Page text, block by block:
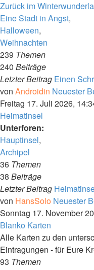
Zurück im
Eine Stadt in Angst,
Halloween,
Weihnachten
239 Themen
240 Beiträge
Letzter Beitrag Einen
von Androidin Neuester
Freitag 17. Juli 2026,
Heimatinsel
Unterforen:
Hauptinsel,
Archipel
36 Themen
38 Beiträge
Letzter Beitrag
von HansSolo Neuester
Sonntag 17. November
Blanko Karten
Alle Karten zu den
Eintragungen - für Eure
93 Themen